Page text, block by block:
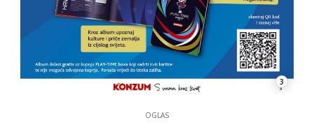
3
OGLAS